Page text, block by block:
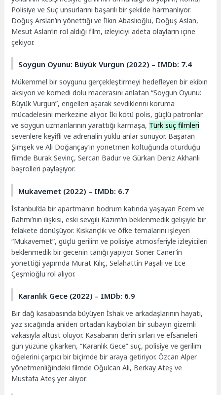
Polisiye ve Suç unsurlarını başarılı bir şekilde harmanlıyor.
Doğuş Arslan’ın yönettiği ve İlkin Abaslioğlu, Doğuş Aslan,
Mesut Aslan’ın rol aldığı film, izleyiciyi adeta olayların içine
çekiyor.
Soygun Oyunu: Büyük Vurgun (2022) – IMDb: 7.4
Mükemmel bir soygunu gerçekleştirmeyi hedefleyen bir ekibin
aksiyon ve komedi dolu macerasını anlatan “Soygun Oyunu:
Büyük Vurgun”, engelleri aşarak sevdiklerini koruma
mücadelesini merkezine alıyor. İki kötü polis, güçlü patronlar
ve soygun uzmanlarının yarattığı karmaşa, Türk suç filmleri
sevenlere keyifli ve adrenalin yüklü anlar sunuyor. Başaran
Şimşek ve Ali Doğançay’ın yönetmen koltuğunda oturduğu
filmde Burak Sevinç, Sercan Badur ve Gürkan Deniz Akhanlı
başrolleri paylaşıyor.
Mukavemet (2022) – IMDb: 6.7
İstanbul’da bir apartmanın bodrum katında yaşayan Ecem ve
Rahmi’nin ilişkisi, eski sevgili Kazım’ın beklenmedik gelişiyle bir
felakete dönüşüyor. Kıskançlık ve öfke temalarını işleyen
“Mukavemet”, güçlü gerilim ve polisiye atmosferiyle izleyicileri
beklenmedik bir gecenin tanığı yapıyor. Soner Caner’in
yönettiği yapımda Murat Kılıç, Selahattin Paşalı ve Ece
Çeşmioğlu rol alıyor.
Karanlık Gece (2022) – IMDb: 6.9
Bir dağ kasabasında büyüyen İshak ve arkadaşlarının hayatı,
yaz sıcağında aniden ortadan kaybolan bir subayın gizemli
vakasıyla altüst oluyor. Kasabanın derin sırları ve efsaneleri
gün yüzüne çıkarken, “Karanlık Gece” suç, polisiye ve gerilim
öğelerini çarpıcı bir biçimde bir araya getiriyor. Özcan Alper
yönetmenliğindeki filmde Oğulcan Ali, Berkay Ateş ve
Mustafa Ateş yer alıyor.